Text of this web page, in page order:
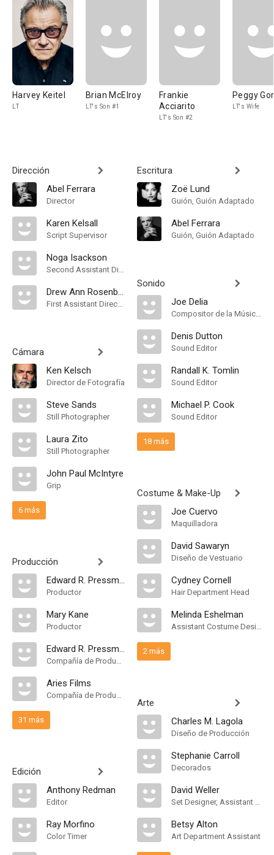
Harvey Keitel
LT
Brian McElroy
LT's Son #1
Frankie
Acciarito
LT's Son #2
Peggy
LT's Wife
Dirección
Abel Ferrara
Director
Karen Kelsall
Script Supervisor
Noga Isackson
Second Assistant Director
Drew Ann Rosenberg
First Assistant Director
Cámara
Ken Kelsch
Director de Fotografía
Steve Sands
Still Photographer
Laura Zito
Still Photographer
John Paul McIntyre
Grip
6 más
Producción
Edward R. Pressman
Productor
Mary Kane
Productor
Edward R. Pressman Film
Compañía de Produccion
Aries Films
Compañía de Produccion
31 más
Edición
Anthony Redman
Editor
Ray Morfino
Color Timer
Escritura
Zoë Lund
Guión, Guión Adaptado
Abel Ferrara
Guión, Guión Adaptado
Sonido
Joe Delia
Compositor de la Música Original
Denis Dutton
Sound Editor
Randall K. Tomlin
Sound Editor
Michael P. Cook
Sound Editor
18 más
Costume & Make-Up
Joe Cuervo
Maquilladora
David Sawaryn
Diseño de Vestuario
Cydney Cornell
Hair Department Head
Melinda Eshelman
Assistant Costume Designer
2 más
Arte
Charles M. Lagola
Diseño de Producción
Stephanie Carroll
Decorados
David Weller
Set Designer, Assistant Art Director
Betsy Alton
Art Department Assistant